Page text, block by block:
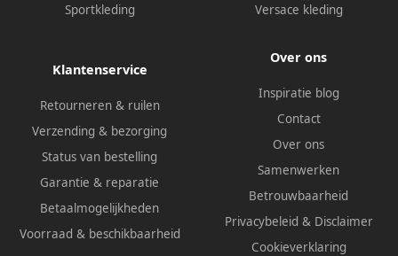
Sportkleding
Versace kleding
Klantenservice
Retourneren & ruilen
Verzending & bezorging
Status van bestelling
Garantie & reparatie
Betaalmogelijkheden
Voorraad & beschikbaarheid
Over ons
Inspiratie blog
Contact
Over ons
Samenwerken
Betrouwbaarheid
Privacybeleid & Disclaimer
Cookieverklaring